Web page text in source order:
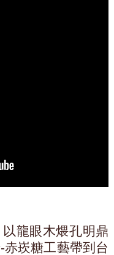
龍眼木煨孔明鼎
崁糖工藝帶到台